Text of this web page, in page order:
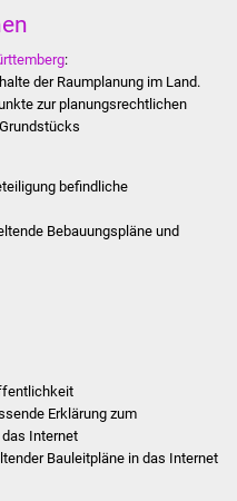
Wahlen
Jubiläumsjahr 2021
Partnerstädte
Sanierung Bizethalle
Ortsentwicklung
:
der Raumplanung im Land.
zur planungsrechtlichen
befindliche
Bebauungspläne und
Erklärung zum
Internet
Bauleitpläne in das Internet